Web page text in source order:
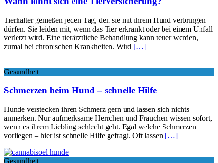
Tierhalter genießen jeden Tag, den sie mit ihrem Hund verbringen
dürfen. Sie leiden mit, wenn das Tier erkrankt oder bei einem Unfall
verletzt wird. Eine tierärztliche Behandlung kann teuer werden,
zumal bei chronischen Krankheiten. Wird […]
Gesundheit
Schmerzen beim Hund – schnelle Hilfe
Hunde verstecken ihren Schmerz gern und lassen sich nichts
anmerken. Nur aufmerksame Herrchen und Frauchen wissen sofort,
wenn es ihrem Liebling schlecht geht. Egal welche Schmerzen
vorliegen – hier ist schnelle Hilfe gefragt. Oft lassen […]
Gesundheit